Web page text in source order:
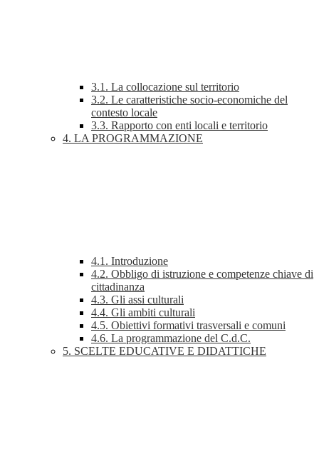
3.1. La collocazione sul territorio
3.2. Le caratteristiche socio-economiche del
contesto locale
3.3. Rapporto con enti locali e territorio
4. LA PROGRAMMAZIONE
4.1. Introduzione
4.2. Obbligo di istruzione e competenze chiave di
cittadinanza
4.3. Gli assi culturali
4.4. Gli ambiti culturali
4.5. Obiettivi formativi trasversali e comuni
4.6. La programmazione del C.d.C.
5. SCELTE EDUCATIVE E DIDATTICHE